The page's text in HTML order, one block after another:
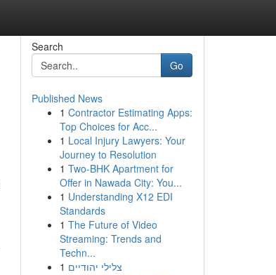
Search
Go
Published News
1 Contractor Estimating Apps:
Top Choices for Acc...
1 Local Injury Lawyers: Your
Journey to Resolution
1 Two-BHK Apartment for
Offer in Nawada City: You...
1 Understanding X12 EDI
Standards
1 The Future of Video
Streaming: Trends and
Techn...
1 צלילי יהודיים